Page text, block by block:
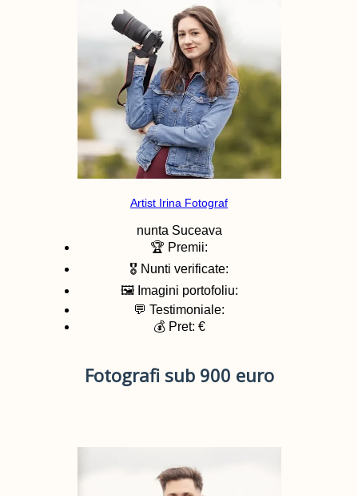
Artist Irina Fotograf
nunta Suceava
🏆 Premii:
🎖️ Nunti verificate:
🖼️ Imagini portofoliu:
💬 Testimoniale:
💰 Pret: €
Fotografi sub 900 euro